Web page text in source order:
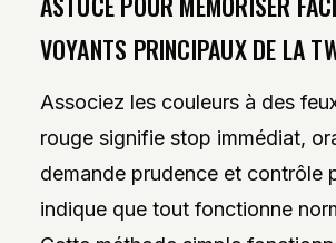
VOYANTS PRINCIPAUX DE LA
Associez les couleurs à des
rouge signifie stop immédiat,
demande prudence et contrôle
indique que tout fonctionne